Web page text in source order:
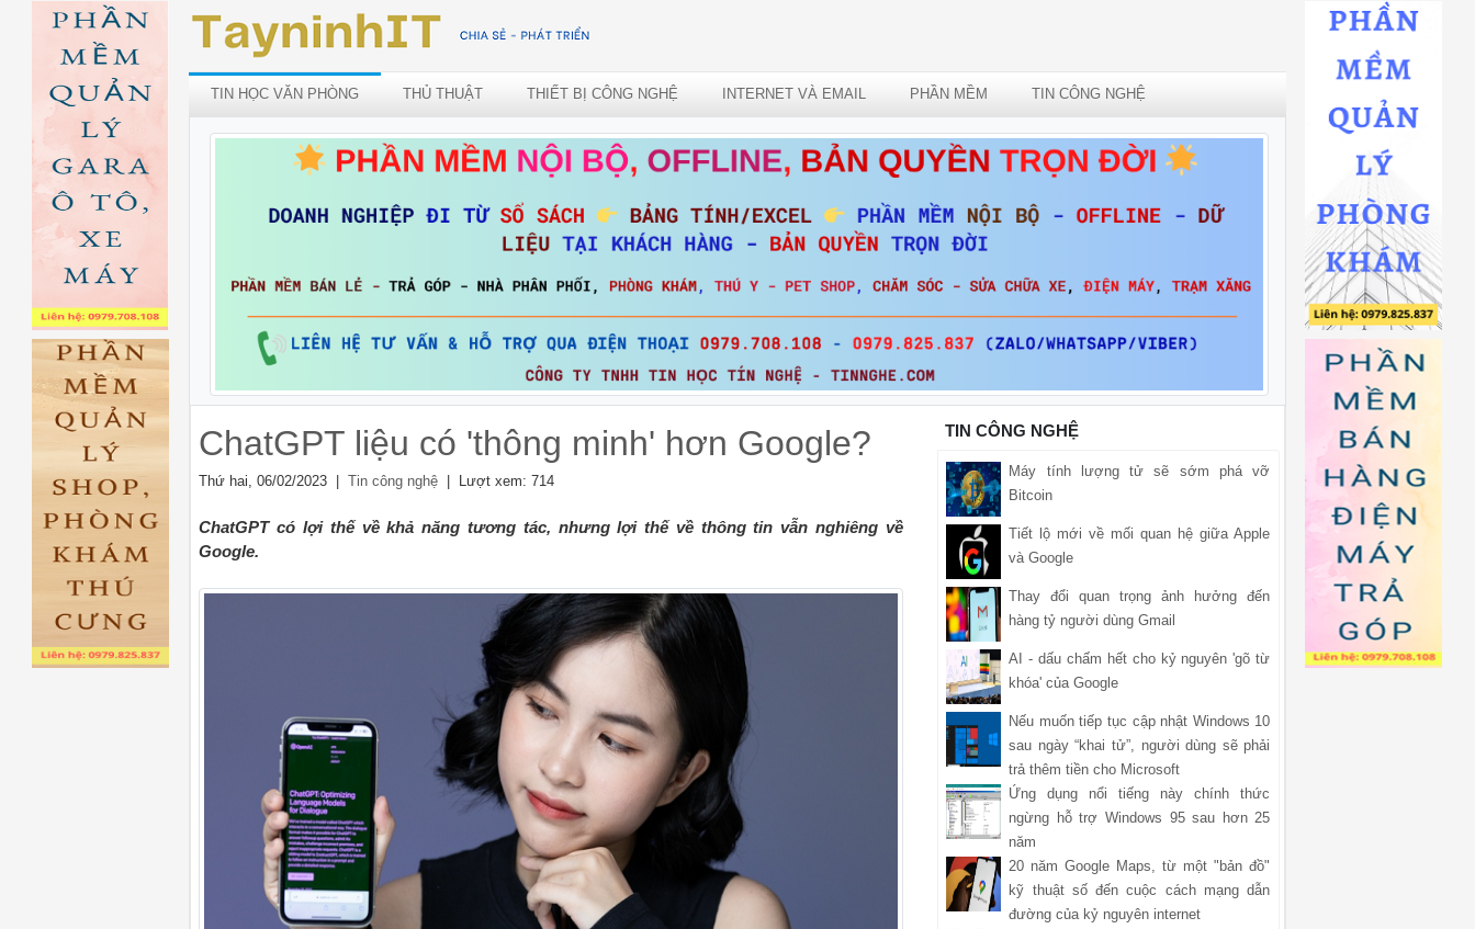
TIN HỌC VĂN PHÒNG THỦ THUẬT THIẾT BỊ CÔNG NGHỆ INTERNET VÀ EMAIL PHẦN MỀM TIN CÔNG NGHỆ
ChatGPT liệu có 'thông minh' hơn Google?
Thứ hai, 06/02/2023 | Tin công nghệ | Lượt xem: 714
ChatGPT có lợi thế về khả năng tương tác, nhưng lợi thế về thông tin vẫn nghiêng về
Google.
TIN CÔNG NGHỆ
Máy tính lượng tử sẽ sớm phá vỡ
Bitcoin
Tiết lộ mới về mối quan hệ giữa Apple
và Google
Thay đổi quan trọng ảnh hưởng đến
hàng tỷ người dùng Gmail
AI - dấu chấm hết cho kỷ nguyên 'gõ từ
khóa' của Google
Nếu muốn tiếp tục cập nhật Windows 10
sau ngày “khai tử”, người dùng sẽ phải
trả thêm tiền cho Microsoft
Ứng dụng nổi tiếng này chính thức
ngừng hỗ trợ Windows 95 sau hơn 25
năm
20 năm Google Maps, từ một "bản đồ"
kỹ thuật số đến cuộc cách mạng dẫn
đường của kỷ nguyên internet